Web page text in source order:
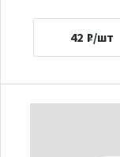
42 ₽/шт